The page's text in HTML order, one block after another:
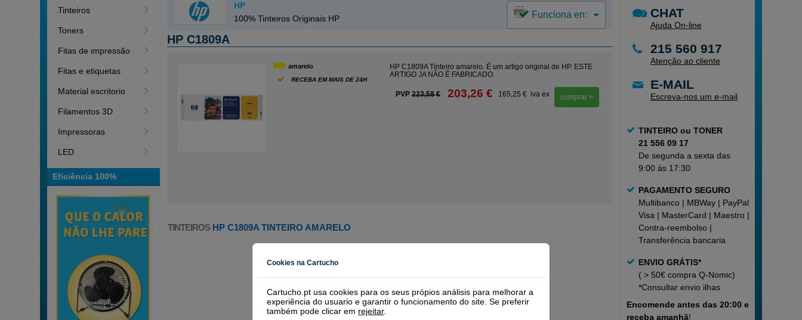
Tinteiros
Toners
Fitas de impressão
Fitas e etiquetas
Material escritorio
Filamentos 3D
Impressoras
LED
Eficiência 100%
CHAT
Ajuda On-line
215 560 917
Atenção ao cliente
E-MAIL
Escreva-nos um e-mail
TINTEIRO ou TONER
21 556 09 17
De segunda a sexta das
9:00 às 17:30
PAGAMENTO SEGURO
Multibanco | MBWay | PayPal |
Visa | MasterCard | Maestro |
Contra-reembolso |
Transferência bancaria
ENVIO GRÁTIS*
( > 50€ compra Q-Nomic)
*Consultarenvio ilhas
Encomende antes das 20:00 e
receba amanhã!
HP
100% Tinteiros Originais HP
Funciona en:
HP C1809A
amarelo
RECEBA EM MAIS DE 24H
HP C1809A Tinteiro amarelo. É um artigo original de HP. ESTE
ARTIGO JA NÃO É FABRICADO.
PVP 223,58 € 203,26 € 165,25 € iva ex comprar >
TINTEIROS HP C1809A TINTEIRO AMARELO
Cookies na Cartucho
Cartucho.pt usa cookies para os seus própios análisis para melhorar a
experiência do usuario e garantir o funcionamento do site. Se preferir
também pode clicar em rejeitar.